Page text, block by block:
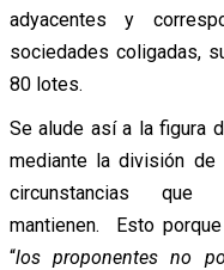
adyacentes y
sociedades coligadas,
80 lotes.
Se alude así a la figura
mediante la división
circunstancias
mantienen. Esto
“los proponentes no